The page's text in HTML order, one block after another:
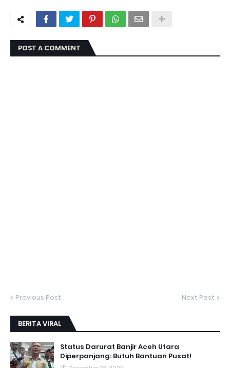
POST A COMMENT
Previous Post Next Post
BERITA VIRAL
Status Darurat Banjir Aceh Utara
Diperpanjang: Butuh Bantuan Pusat!